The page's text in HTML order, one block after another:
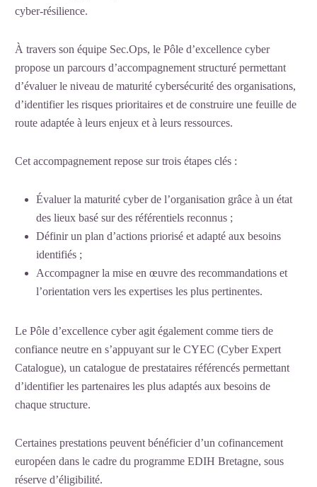
cyber-résilience.
À travers son équipe Sec.Ops, le Pôle d’excellence cyber
propose un parcours d’accompagnement structuré permettant
d’évaluer le niveau de maturité cybersécurité des organisations,
d’identifier les risques prioritaires et de construire une feuille de
route adaptée à leurs enjeux et à leurs ressources.
Cet accompagnement repose sur trois étapes clés :
Évaluer la maturité cyber de l’organisation grâce à un état
des lieux basé sur des référentiels reconnus ;
Définir un plan d’actions priorisé et adapté aux besoins
identifiés ;
Accompagner la mise en œuvre des recommandations et
l’orientation vers les expertises les plus pertinentes.
Le Pôle d’excellence cyber agit également comme tiers de
confiance neutre en s’appuyant sur le CYEC (Cyber Expert
Catalogue), un catalogue de prestataires référencés permettant
d’identifier les partenaires les plus adaptés aux besoins de
chaque structure.
Certaines prestations peuvent bénéficier d’un cofinancement
européen dans le cadre du programme EDIH Bretagne, sous
réserve d’éligibilité.